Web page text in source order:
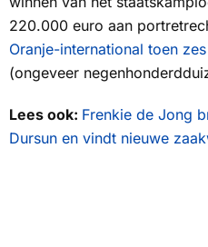
220.000 euro aan
Oranje-international toen
(ongeveer
Lees ook: Frenkie de Jong
Dursun en vindt nieuwe